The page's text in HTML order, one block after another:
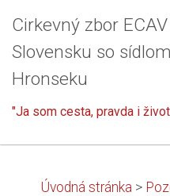
Cirkevný zbor
Slovensku so
Hronseku
"Ja som cesta, pravda i
Úvodná stránka >